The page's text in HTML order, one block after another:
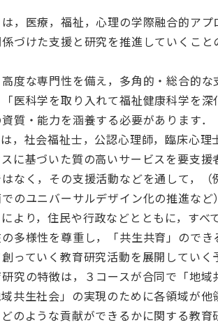
，医療，福祉，心理の学際融合的アプ
づけた支援と研究を推進していくこと
度な専門性を備え，多角的・総合的
医科学を取り入れて福祉健康科学を深
質・能力を涵養する必要があります．
，社会福祉士，公認心理師，臨床心理
に基づいた質の高いサービスを要支援
なく，その支援活動などを通して，（
のユニバーサルデザイン化の推進など
より，住民や行政などとともに，すべ
多様性を尊重し，「共生共育」のでき
っていく教育研究活動を展開していく
究の特徴は，３コースが合同で「地域
共生社会」の実現のために各領域が他
のような貢献ができるかに関する教育